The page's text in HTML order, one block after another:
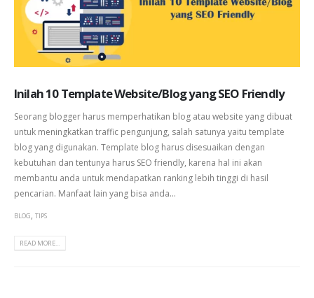
Inilah 10 Template Website/Blog yang SEO Friendly
Seorang blogger harus memperhatikan blog atau website yang dibuat
untuk meningkatkan traffic pengunjung, salah satunya yaitu template
blog yang digunakan. Template blog harus disesuaikan dengan
kebutuhan dan tentunya harus SEO friendly, karena hal ini akan
membantu anda untuk mendapatkan ranking lebih tinggi di hasil
pencarian. Manfaat lain yang bisa anda...
BLOG TIPS
READ MORE...